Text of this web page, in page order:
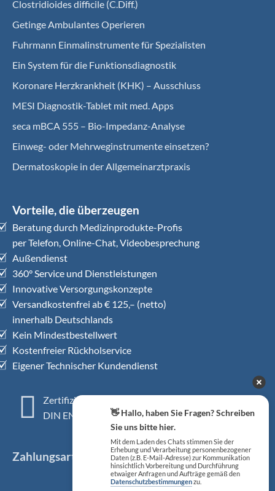
Clostridioides difficile (C.Diff.)
Getinge Ambulantes Operieren
Fuhrmann Einmalinstrumente für Spezialisten
Ein System für die Funktionsdiagnostik
Koro­nare Herz­krank­heit (KHK) – Ausschluss
MESI Diagnostik-Tablet mit med. Apps
seca mBCA 555 – Bio-Impedanz-Analyse
Einweg- oder Mehrweginstrumente einsetzen?
Dermatoskopie in der Allgemeinarztpraxis
Vorteile, die überzeugen
Beratung durch Medizinprodukte-Profis
per Telefon, Online-Chat, Videobesprechung
Außendienst
360° Service und Dienstleistungen
Innovative Versorgungskonzepte
Versandkostenfrei ab € 125,– (netto)
innerhalb Deutschlands
Kein Mindestbestellwert
Kostenfreier Rückholservice
Eigener Technischer Kundendienst
Zertifiziertes QM-System
DIN EN ISO 13485
Zahlungsarten
👋 Hallo, haben Sie Fragen? Schreiben
Sie uns bitte hier.
Mit dem Laden des Chats stimmen Sie der
Erhebung und Verarbeitung personenbezogener
Daten (z.B. E-Mail-Adresse) zur Kommunikation
hinsichtlich Vorbereitung und Durchführung
etwaiger Anfragen und Aufträge gemäß den
Datenschutzbestimmungenzu.